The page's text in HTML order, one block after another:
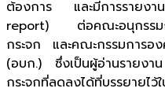
ต้องการ และมีการรายง
report) ต่อคณะอนุกรรมก
กระจก และคณะกรรมการอง
(อบก.) ซึ่งเป็นผู้อ่านรายงา
กระจกที่ลดลงได้ที่บรรยายไ